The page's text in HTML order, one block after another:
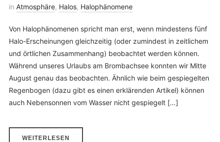
in Atmosphäre, Halos, Halophänomene
Von Halophänomenen spricht man erst, wenn mindestens fünf
Halo-Erscheinungen gleichzeitig (oder zumindest in zeitlichem
und örtlichen Zusammenhang) beobachtet werden können.
Während unseres Urlaubs am Brombachsee konnten wir Mitte
August genau das beobachten. Ähnlich wie beim gespiegelten
Regenbogen (dazu gibt es einen erklärenden Artikel) können
auch Nebensonnen vom Wasser nicht gespiegelt […]
WEITERLESEN